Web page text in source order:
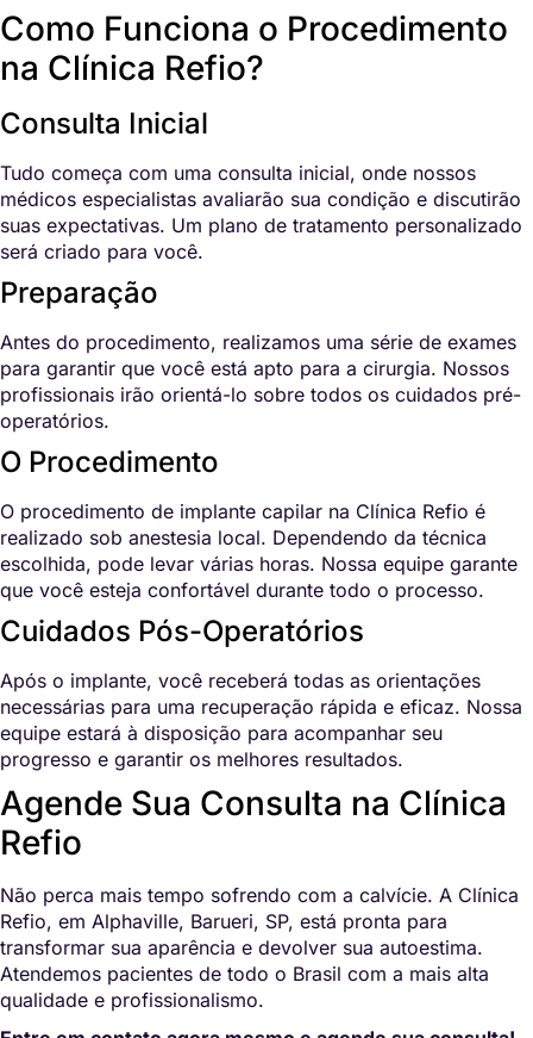
Como Funciona o Procedimento
na Clínica Refio?
Consulta Inicial
Tudo começa com uma consulta inicial, onde nossos
médicos especialistas avaliarão sua condição e discutirão
suas expectativas. Um plano de tratamento personalizado
será criado para você.
Preparação
Antes do procedimento, realizamos uma série de exames
para garantir que você está apto para a cirurgia. Nossos
profissionais irão orientá-lo sobre todos os cuidados pré-
operatórios.
O Procedimento
O procedimento de implante capilar na Clínica Refio é
realizado sob anestesia local. Dependendo da técnica
escolhida, pode levar várias horas. Nossa equipe garante
que você esteja confortável durante todo o processo.
Cuidados Pós-Operatórios
Após o implante, você receberá todas as orientações
necessárias para uma recuperação rápida e eficaz. Nossa
equipe estará à disposição para acompanhar seu
progresso e garantir os melhores resultados.
Agende Sua Consulta na Clínica
Refio
Não perca mais tempo sofrendo com a calvície. A Clínica
Refio, em Alphaville, Barueri, SP, está pronta para
transformar sua aparência e devolver sua autoestima.
Atendemos pacientes de todo o Brasil com a mais alta
qualidade e profissionalismo.